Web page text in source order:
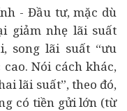
- Đầu tư, mặc dù
giảm nhẹ lãi suất
song lãi suất “ưu
Nói cách khác,
lãi suất”, theo đó,
có tiền gửi lớn (từ